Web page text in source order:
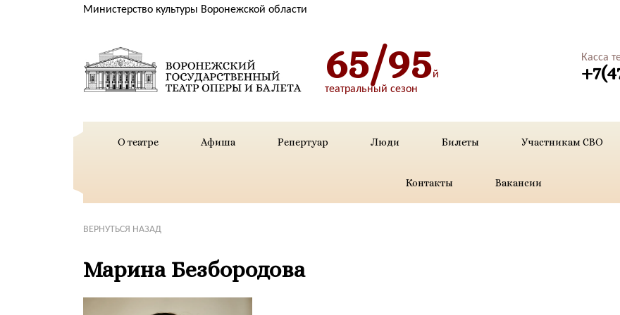
Министерство культуры Воронежской области
65/95й
театральный сезон
Касса
О театре Афиша Репертуар Люди Билеты Участникам СВО
Контакты Вакансии
ВЕРНУТЬСЯ НАЗАД
Марина Безбородова